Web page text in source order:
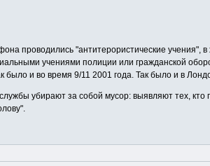
проводились "антитерористические
учениями полиции или гражданской
было и во время 9/11 2001 года. Так было и в
убирают за собой мусор: выявляют тех,